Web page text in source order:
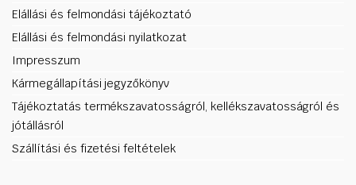
Elállási és felmondási tájékoztató
Elállási és felmondási nyilatkozat
Impresszum
Kármegállapítási jegyzőkönyv
Tájékoztatás termékszavatosságról, kellékszavatosságról és
jótállásról
Szállítási és fizetési feltételek